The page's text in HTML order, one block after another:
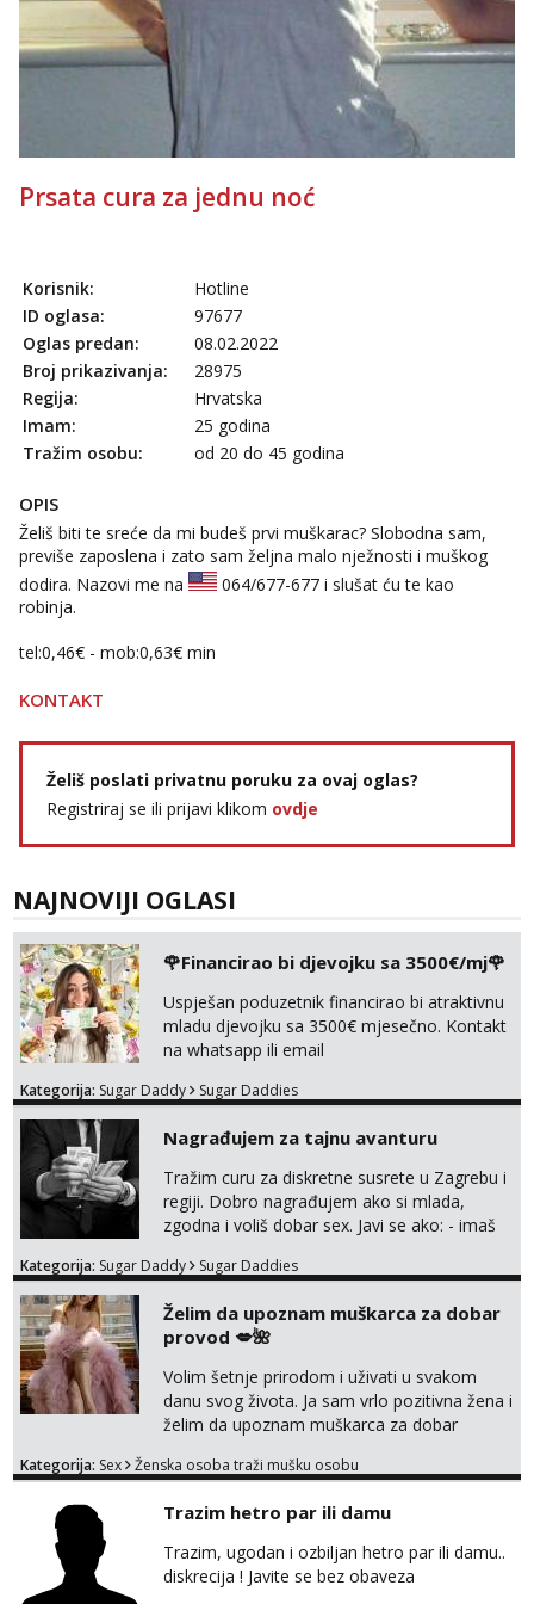
Anđela
Čekam tvoj poziv!
Tel:064/677-677
tel:0,93€ - mob:1,12€ min
Prsata cura za jednu noć
Korisnik:
Hotline
ID oglasa:
97677
Oglas predan:
08.02.2022
Broj prikazivanja:
28975
Regija:
Hrvatska
Imam:
25 godina
Tražim osobu:
od 20 do 45 godina
OPIS
Želiš biti te sreće da mi budeš prvi muškarac? Slobodna sam,
previše zaposlena i zato sam željna malo nježnosti i muškog
dodira. Nazovi me na
064/677-677 i slušat ću te kao
robinja.
tel:0,46€ - mob:0,63€ min
KONTAKT
Želiš poslati privatnu poruku za ovaj oglas?
Registriraj se ili prijavi klikom ovdje
NAJNOVIJI OGLASI
🌹Financirao bi djevojku sa 3500€/mj🌹
Uspješan poduzetnik financirao bi atraktivnu
mladu djevojku sa 3500€ mjesečno. Kontakt
na whatsapp ili email
Kategorija: Sugar Daddy Sugar Daddies
Nagrađujem za tajnu avanturu
Tražim curu za diskretne susrete u Zagrebu i
regiji. Dobro nagrađujem ako si mlada,
zgodna i voliš dobar sex. Javi se ako: - imaš
kosu - se dobro ljubiš - si fleksibilna s
dostupna radnim danom (vikendi i noći su za
obitelj) - vodiš brigu o zdravlju i koristiš
zaštitu Ne javljajte se: - debele - frajeri i
paro...
Kategorija: Sugar Daddy Sugar Daddies
Želim da upoznam muškarca za dobar
provod 💋🌺
Volim šetnje prirodom i uživati u svakom
danu svog života. Ja sam vrlo pozitivna žena i
želim da upoznam muškarca za dobar
na link ispod i nadji me tamo, cekam te!
Kategorija: Sex Ženska osoba traži mušku osobu
Trazim hetro par ili damu
Trazim, ugodan i ozbiljan hetro par ili damu..
diskrecija ! Javite se bez obaveza